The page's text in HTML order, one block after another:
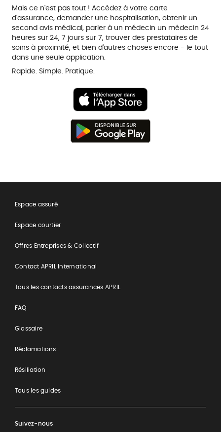
Mais ce n'est pas tout ! Accédez à votre carte
d'assurance, demander une hospitalisation, obtenir un
second avis médical, parler à un médecin un médecin 24
heures sur 24, 7 jours sur 7, trouver des prestataires de
soins à proximité, et bien d'autres choses encore - le tout
dans une seule application.
Rapide. Simple. Pratique.
Espace assuré
Espace courtier
Offres Entreprises & Collectif
Contact APRIL International
Tous les contacts assurances APRIL
FAQ
Glossaire
Réclamations
Résiliation
Tous les guides
Suivez-nous